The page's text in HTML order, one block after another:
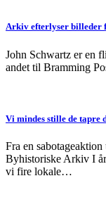
Arkiv efterlyser billeder
John Schwartz er en
andet til Bramming
Vi mindes stille de tapre
Fra en
Byhistoriske Arkiv I
vi fire lokale…